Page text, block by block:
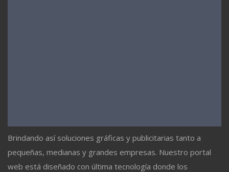
Brindando así soluciones gráficas y publicitarias tanto a
pequeñas, medianas y grandes empresas. Nuestro portal
web está diseñado con última tecnología donde los